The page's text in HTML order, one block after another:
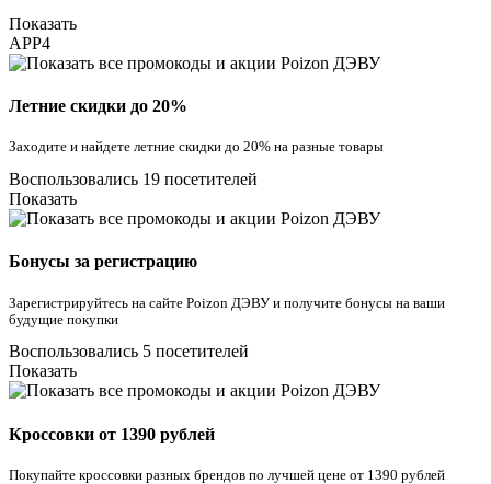
Показать
APP4
Летние скидки до 20%
Заходите и найдете летние скидки до 20% на разные товары
Воспользовались 19 посетителей
Показать
Бонусы за регистрацию
Зарегистрируйтесь на сайте Poizon ДЭВУ и получите бонусы на ваши
будущие покупки
Воспользовались 5 посетителей
Показать
Кроссовки от 1390 рублей
Покупайте кроссовки разных брендов по лучшей цене от 1390 рублей